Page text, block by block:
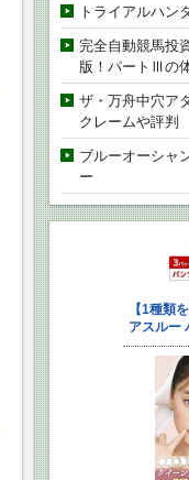
トライアルハン
完全自動競馬投
版！パートⅢの
ザ・万舟中穴ア
クレームや評判
ブルーオーシャ
ー